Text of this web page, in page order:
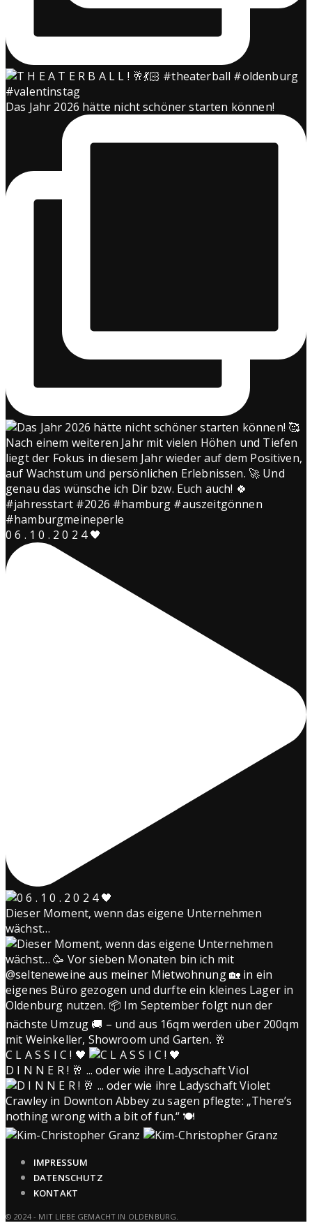
Das Jahr 2026 hätte nicht schöner starten können!
0 6 . 1 0 . 2 0 2 4 🖤
Dieser Moment, wenn das eigene Unternehmen
wächst…
C L A S S I C ! 🖤
D I N N E R ! 🥂 ... oder wie ihre Ladyschaft Viol
IMPRESSUM
DATENSCHUTZ
KONTAKT
© 2024 - MIT LIEBE GEMACHT IN OLDENBURG.